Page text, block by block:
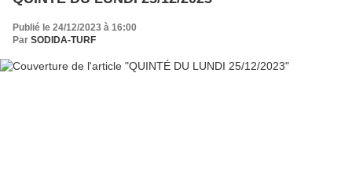
Publié le 24/12/2023 à 16:00
Par SODIDA-TURF